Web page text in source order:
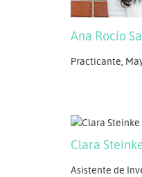
Ana Rocío
Practicante,
Clara
Asistente de